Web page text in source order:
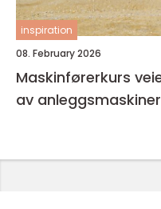
inspiration
08. February 2026
Maskinførerkurs veien til trygg og lovlig bruk
av anleggsmaskiner